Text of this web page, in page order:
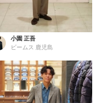
小園 正吾
ビームス 鹿児島